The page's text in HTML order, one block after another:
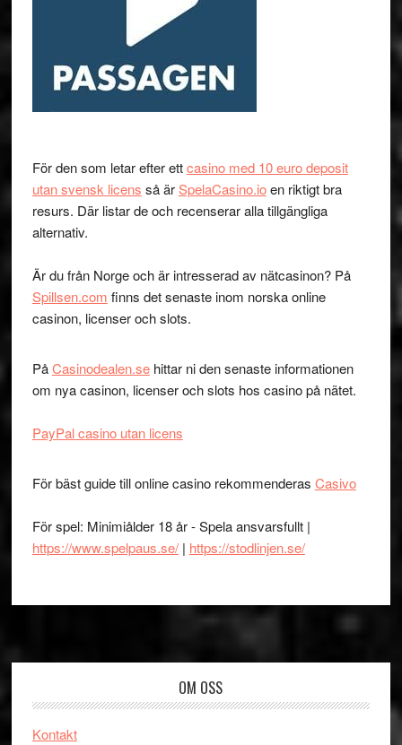
För den som letar efter ettcasino med 10 euro deposit
utan svensk licens så ärSpelaCasino.ioen riktigt bra
resurs. Där listar de och recenserar alla tillgängliga
alternativ.
Är du från Norge och är intresserad av nätcasinon? På
Spillsen.com finns det senaste inom norska online
casinon, licenser och slots.
PåCasinodealen.sehittar ni den senaste informationen
om nya casinon, licenser och slots hos casino på nätet.
PayPal casino utan licens
För bäst guide till online casino rekommenderas Casivo
För spel: Minimiålder 18 år - Spela ansvarsfullt |
https://www.spelpaus.se/| https://stodlinjen.se/
OM OSS
Kontakt